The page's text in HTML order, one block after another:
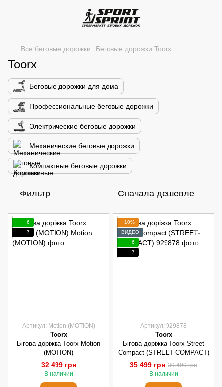
Все беговые дорожки Беговые дорожки Toorx
Toorx
Беговые дорожки для дома
Профессиональные беговые дорожки
Электрические беговые дорожки
Механические беговые дорожки
Компактные беговые дорожки
Фильтр Сначала дешевле
6
7
Артикул: Motion (MOTION)
Toorx
Бігова доріжка Toorx Motion
(MOTION)
32 499 грн
В наличии
−10%
ВИДЕО
6
7
Артикул: 929878
Toorx
Бігова доріжка Toorx Street
Compact (STREET-COMPACT)
35 499 грн 39 499 грн
В наличии